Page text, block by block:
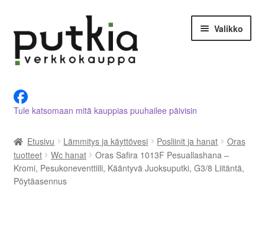
navigointiin
sisältöön
Valikko
Tietoja meistä
Asiakastilini
Ostoskori
Tule katsomaan mitä kauppias puuhailee päivisin
Etusivu Lämmitys ja käyttövesi Posliinit ja hanat
Oras
tuotteet
Wc hanat
Oras Safira 1013F Pesuallashana –
Kromi, Pesukoneventtiili, Kääntyvä Juoksuputki, G3/8 Liitäntä,
Pöytäasennus